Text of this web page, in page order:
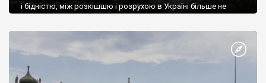
і бідністю, між розкішшю і розрухою в Україні більше не